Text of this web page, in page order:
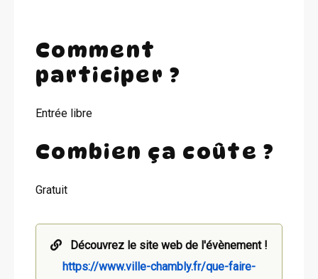
Comment
participer ?
Entrée libre
Combien ça coûte ?
Gratuit
Découvrez le site web de l'évènement !
https://www.ville-chambly.fr/que-faire-